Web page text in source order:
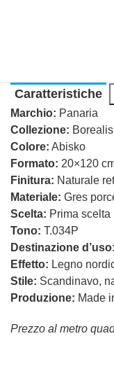
Caratteristiche
Marchio: Panaria
Collezione: Borealis
Colore: Abisko
Formato: 20×120
Finitura: Naturale
Materiale: Gres
Scelta: Prima scelta
Tono: T.034P
Destinazione d’uso:
Effetto: Legno
Stile: Scandinavo,
Produzione: Made
Prezzo al metro